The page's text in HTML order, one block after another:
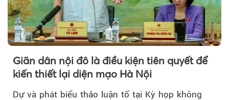
Giãn dân nội đô là điều kiện tiên quyết để
kiến thiết lại diện mạo Hà Nội
Dự và phát biểu thảo luận tổ tại Kỳ họp không